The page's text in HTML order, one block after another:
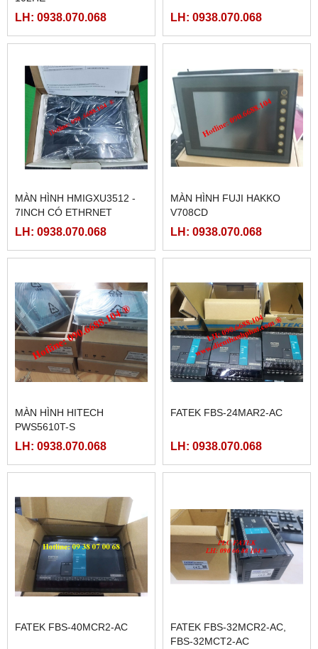
LH: 0938.070.068 LH: 0938.070.068
MÀN HÌNH HMIGXU3512 -
7INCH CÓ ETHRNET
LH: 0938.070.068
MÀN HÌNH FUJI HAKKO
V708CD
LH: 0938.070.068
MÀN HÌNH HITECH
PWS5610T-S
LH: 0938.070.068
FATEK FBS-24MAR2-AC
LH: 0938.070.068
FATEK FBS-40MCR2-AC
FATEK FBS-32MCR2-AC,
FBS-32MCT2-AC